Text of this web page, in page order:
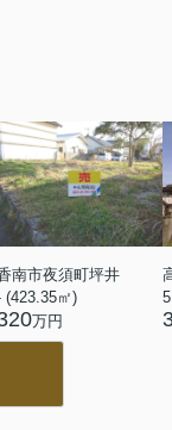
南市夜須町坪井
(423.35㎡)
万円